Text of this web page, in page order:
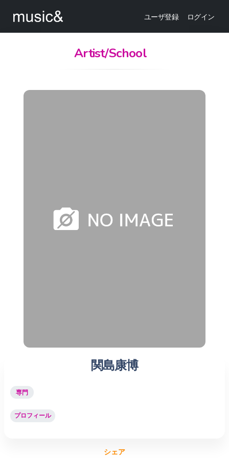
ユーザ登録 ログイン
Artist/School
関島康博
専門
プロフィール
シェア